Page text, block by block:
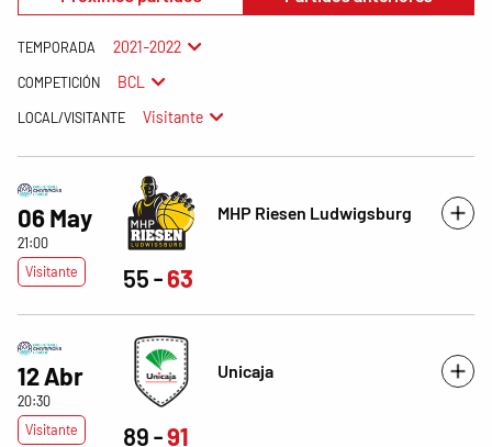
TEMPORADA 2021-2022
COMPETICIÓN BCL
LOCAL/VISITANTE Visitante
06 May
21:00
Visitante
MHP Riesen Ludwigsburg
55 63
12 Abr
20:30
Visitante
Unicaja
89 91